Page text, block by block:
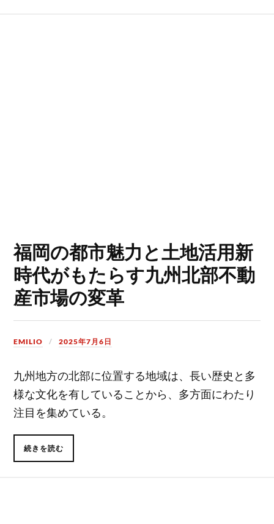
福岡の都市魅力と土地活用新
時代がもたらす九州北部不動
産市場の変革
EMILIO 2025年7月6日
九州地方の北部に位置する地域は、長い歴史と多
様な文化を有していることから、多方面にわたり
注目を集めている。
続きを読む